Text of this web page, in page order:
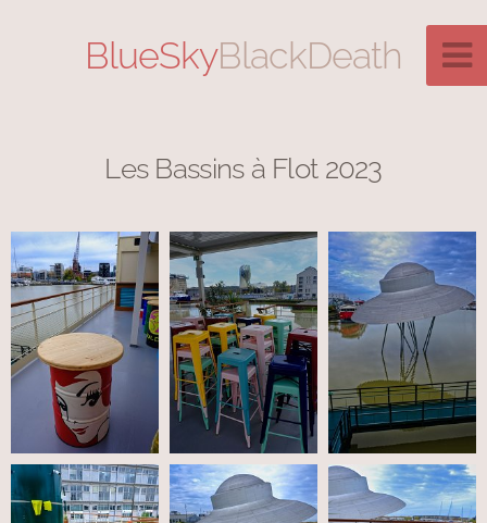
BlueSkyBlackDeath
Les Bassins à Flot 2023